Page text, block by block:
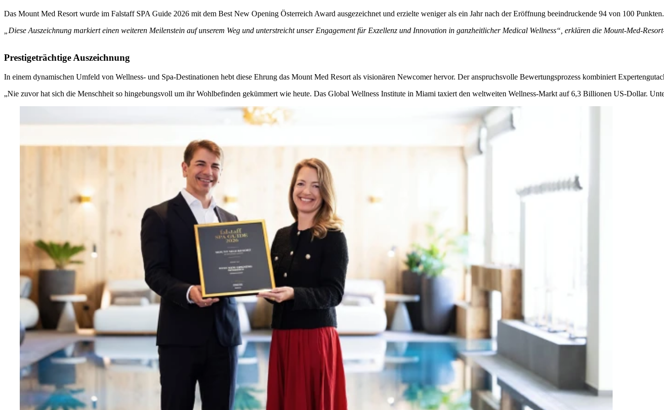
Das Mount Med Resort wurde im Falstaff SPA Guide 2026 mit dem Best New Opening Österreich Award ausgezeichnet und erzielte weniger als ein Jahr nach der Eröffnung beeindruckende 94 von 100 Punkten.
„Diese Auszeichnung markiert einen weiteren Meilenstein auf unserem Weg und unterstreicht unser Engagement für Exzellenz und Innovation in ganzheitlicher Medical Wellness“, erklären die Mount-Med-
Prestigeträchtige Auszeichnung
In einem dynamischen Umfeld von Wellness- und Spa-Destinationen hebt diese Ehrung das Mount Med Resort als visionären Newcomer hervor. Der anspruchsvolle Bewertungsprozess kombiniert
„Nie zuvor hat sich die Menschheit so hingebungsvoll um ihr Wohlbefinden gekümmert wie heute. Das Global Wellness Institute in Miami taxiert den weltweiten Wellness-Markt auf 6,3 Billionen US-Dollar.